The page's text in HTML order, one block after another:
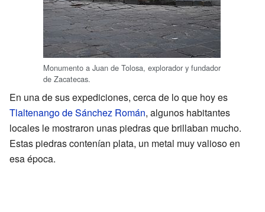
Monumento a Juan de Tolosa, explorador y fundador
de Zacatecas.
En una de sus expediciones, cerca de lo que hoy es
Tlaltenango de Sánchez Román, algunos habitantes
locales le mostraron unas piedras que brillaban mucho.
Estas piedras contenían plata, un metal muy valioso en
esa época.